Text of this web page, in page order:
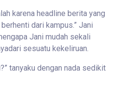
karena headline berita yang
dari kampus.” Jani
Jani mudah sekali
sesuatu kekeliruan.
tanyaku dengan nada sedikit